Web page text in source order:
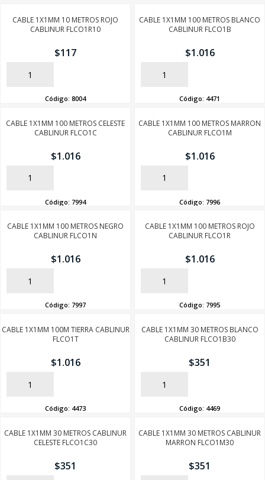
CABLE 1X1MM 10 METROS ROJO
CABLINUR FLCO1R10
$117
AÑADIR
Código: 8004
CABLE 1X1MM 100 METROS BLANCO
CABLINUR FLCO1B
$1.016
AÑADIR
Código: 4471
CABLE 1X1MM 100 METROS CELESTE
CABLINUR FLCO1C
$1.016
AÑADIR
Código: 7994
CABLE 1X1MM 100 METROS MARRON
CABLINUR FLCO1M
$1.016
AÑADIR
Código: 7996
CABLE 1X1MM 100 METROS NEGRO
CABLINUR FLCO1N
$1.016
AÑADIR
Código: 7997
CABLE 1X1MM 100 METROS ROJO
CABLINUR FLCO1R
$1.016
AÑADIR
Código: 7995
CABLE 1X1MM 100M TIERRA CABLINUR
FLCO1T
$1.016
AÑADIR
Código: 4473
CABLE 1X1MM 30 METROS BLANCO
CABLINUR FLCO1B30
$351
AÑADIR
Código: 4469
CABLE 1X1MM 30 METROS CABLINUR
CELESTE FLCO1C30
$351
CABLE 1X1MM 30 METROS CABLINUR
MARRON FLCO1M30
$351
FINALIZÁ TU COMPRA